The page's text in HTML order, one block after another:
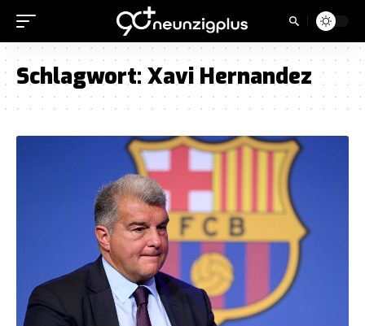
Schlagwort: Xavi Hernandez